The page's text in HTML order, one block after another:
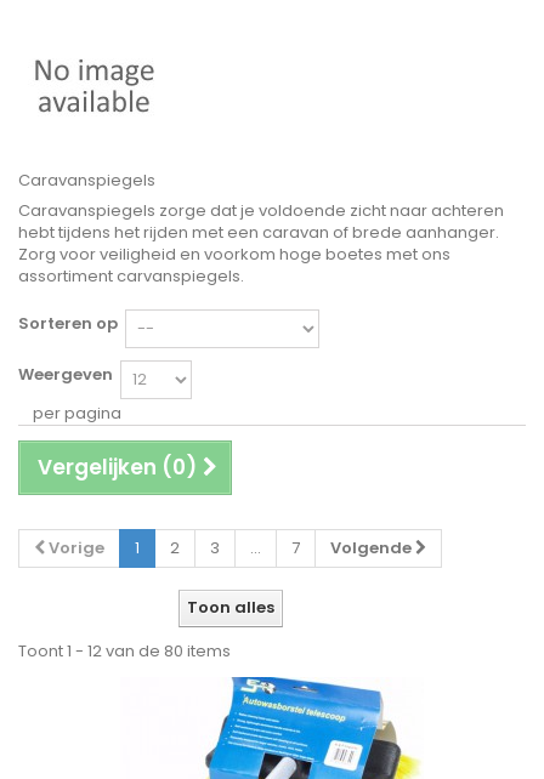
Caravanspiegels
Caravanspiegels zorge dat je voldoende zicht naar achteren
hebt tijdens het rijden met een caravan of brede aanhanger.
Zorg voor veiligheid en voorkom hoge boetes met ons
assortiment carvanspiegels.
Sorteren op
Weergeven
per pagina
Vergelijken (0)
Vorige 1 2 3 ... 7 Volgende
Toon alles
Toont 1 - 12 van de 80 items